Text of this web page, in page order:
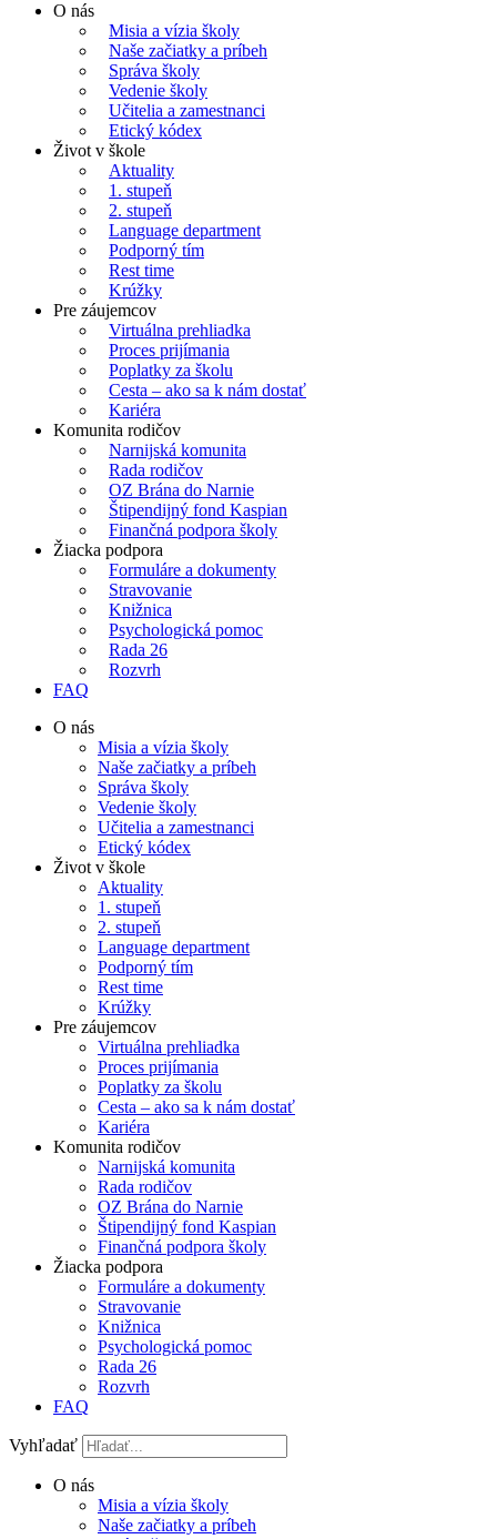
O nás
Misia a vízia školy
Naše začiatky a príbeh
Správa školy
Vedenie školy
Učitelia a zamestnanci
Etický kódex
Život v škole
Aktuality
1. stupeň
2. stupeň
Language department
Podporný tím
Rest time
Krúžky
Pre záujemcov
Virtuálna prehliadka
Proces prijímania
Poplatky za školu
Cesta – ako sa k nám dostať
Kariéra
Komunita rodičov
Narnijská komunita
Rada rodičov
OZ Brána do Narnie
Štipendijný fond Kaspian
Finančná podpora školy
Žiacka podpora
Formuláre a dokumenty
Stravovanie
Knižnica
Psychologická pomoc
Rada 26
Rozvrh
FAQ
O nás
Misia a vízia školy
Naše začiatky a príbeh
Správa školy
Vedenie školy
Učitelia a zamestnanci
Etický kódex
Život v škole
Aktuality
1. stupeň
2. stupeň
Language department
Podporný tím
Rest time
Krúžky
Pre záujemcov
Virtuálna prehliadka
Proces prijímania
Poplatky za školu
Cesta – ako sa k nám dostať
Kariéra
Komunita rodičov
Narnijská komunita
Rada rodičov
OZ Brána do Narnie
Štipendijný fond Kaspian
Finančná podpora školy
Žiacka podpora
Formuláre a dokumenty
Stravovanie
Knižnica
Psychologická pomoc
Rada 26
Rozvrh
FAQ
Vyhľadať
O nás
Misia a vízia školy
Naše začiatky a príbeh